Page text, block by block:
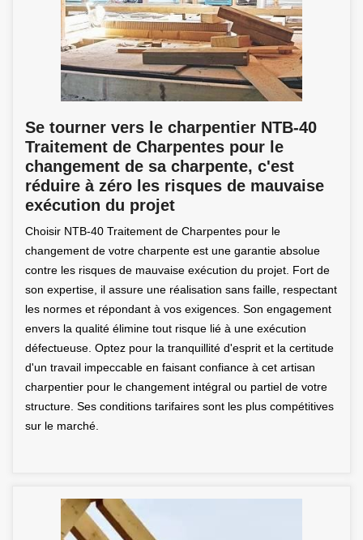
Se tourner vers le charpentier NTB-40
Traitement de Charpentes pour le
changement de sa charpente, c'est
réduire à zéro les risques de mauvaise
exécution du projet
Choisir NTB-40 Traitement de Charpentes pour le
changement de votre charpente est une garantie absolue
contre les risques de mauvaise exécution du projet. Fort de
son expertise, il assure une réalisation sans faille, respectant
les normes et répondant à vos exigences. Son engagement
envers la qualité élimine tout risque lié à une exécution
défectueuse. Optez pour la tranquillité d'esprit et la certitude
d'un travail impeccable en faisant confiance à cet artisan
charpentier pour le changement intégral ou partiel de votre
structure. Ses conditions tarifaires sont les plus compétitives
sur le marché.